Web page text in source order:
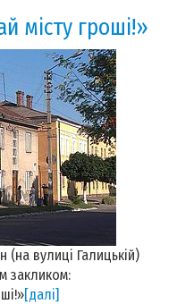
місту гроші!»
(на вулиці Галицькій)
закликом:
[далі]